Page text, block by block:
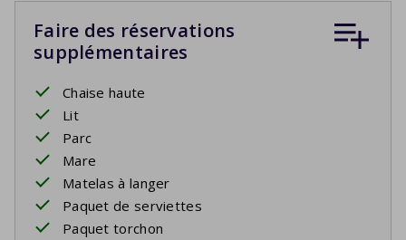
Faire des réservations
supplémentaires
Chaise haute
Lit
Parc
Mare
Matelas à langer
Paquet de serviettes
Paquet torchon